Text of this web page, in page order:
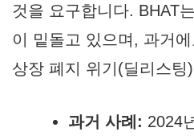
것을 요구합니다. BHAT
이 밑돌고 있으며, 과거
상장 폐지 위기(딜리스
과거 사례: 2024